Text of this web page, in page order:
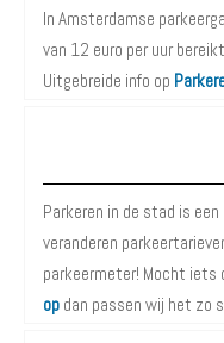
In Amsterdamse
van 12 euro per uur
Uitgebreide info op
Parkeren in de stad is
veranderen
parkeermeter! Mocht iets
op dan passen wij het zo